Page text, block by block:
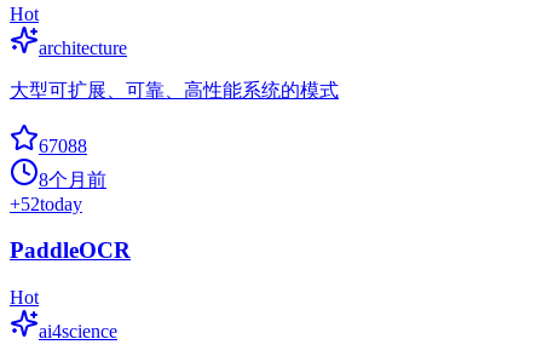
Hot
architecture
大型可扩展、可靠、高性能系统的模式
67088
8个月前
+52today
PaddleOCR
Hot
ai4science